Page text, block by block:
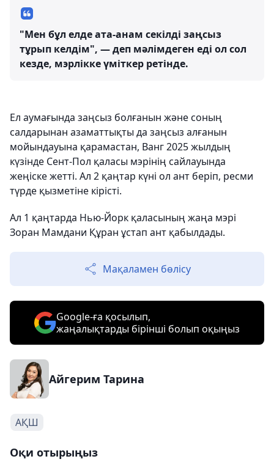
"Мен бұл елде ата-анам секілді заңсыз
тұрып келдім", — деп мәлімдеген еді ол сол
кезде, мэрлікке үміткер ретінде.
Ел аумағында заңсыз болғанын және соның
салдарынан азаматтықты да заңсыз алғанын
мойындауына қарамастан, Ванг 2025 жылдың
күзінде Сент-Пол қаласы мэрінің сайлауында
жеңіске жетті. Ал 2 қаңтар күні ол ант беріп, ресми
түрде қызметіне кірісті.
Ал 1 қаңтарда Нью-Йорк қаласының жаңа мэрі
Зоран Мамдани Құран ұстап ант қабылдады.
Мақаламен бөлісу
Google-ға қосылып,
жаңалықтарды бірінші болып оқыңыз
Айгерим Тарина
АҚШ
Оқи отырыңыз